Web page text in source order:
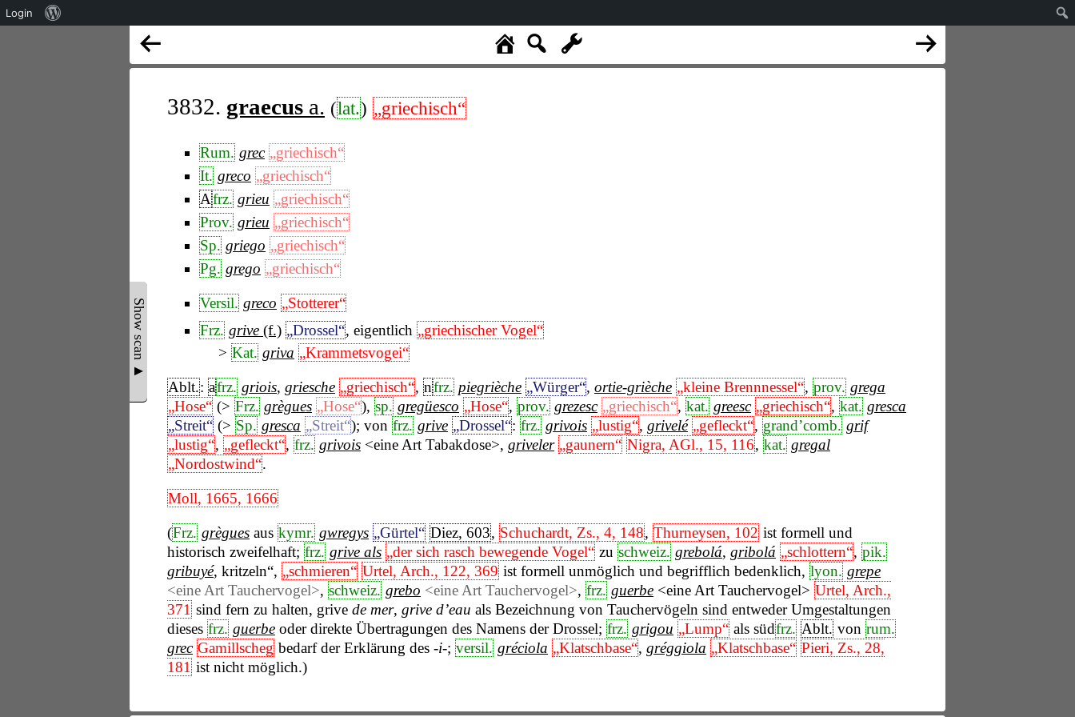
Show scan ▲
3832. graecus a. (lat.) „griechisch“
Rum. grec „griechisch“
It. greco „griechisch“
Afrz. grieu „griechisch“
Prov. grieu „griechisch“
Sp. griego „griechisch“
Pg. grego „griechisch“
Versil. greco „Stotterer“
Frz. grive (f.) „Drossel“, eigentlich „griechischer Vogel“
Kat. griva „Krammetsvogei“
Ablt.: afrz. griois, griesche „griechisch“, nfrz. piegrièche „Würger“, ortie-grièche „kleine Brennnessel“, prov. grega
„Hose“ (> Frz. grègues „Hose“), sp. gregüesco „Hose“, prov. grezesc „griechisch“, kat. greesc „griechisch“, kat. gresca
„Streit“ (> Sp. gresca „Streit“); von frz. grive „Drossel“: frz. grivois „lustig“, grivelé „gefleckt“, grand’comb. grif
„lustig“, „gefleckt“, frz. grivois <eine Art Tabakdose>, griveler „gaunern“ Nigra, AGl., 15, 116, kat. gregal
„Nordostwind“.
Moll, 1665, 1666
(Frz. grègues aus kymr. gwregys „Gürtel“ Diez, 603, Schuchardt, Zs., 4, 148, Thurneysen, 102 ist formell und
historisch zweifelhaft; frz. grive als „der sich rasch bewegende Vogel“ zu schweiz. grebolá, gribolá „schlottern“, pik.
gribuyé, kritzeln“, „schmieren“ Urtel, Arch., 122, 369 ist formell unmöglich und begrifflich bedenklich, lyon. grepe
<eine Art Tauchervogel>, schweiz. grebo <eine Art Tauchervogel>, frz. guerbe <eine Art Tauchervogel> Urtel, Arch.,
371 sind fern zu halten, grive de mer, grive d’eau als Bezeichnung von Tauchervögeln sind entweder Umgestaltungen
dieses frz. guerbe oder direkte Übertragungen des Namens der Drossel; frz. grigou „Lump“ als südfrz. Ablt. von rum.
grec Gamillscheg bedarf der Erklärung des -i-; versil. gréciola „Klatschbase“, gréggiola „Klatschbase“ Pieri, Zs., 28,
181 ist nicht möglich.)
Login